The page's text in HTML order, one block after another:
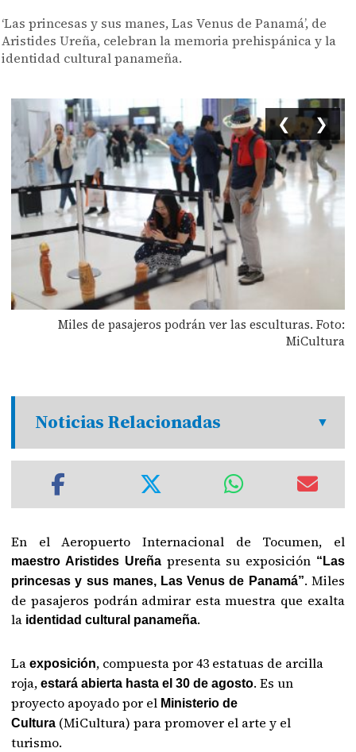
‘Las princesas y sus manes, Las Venus de Panamá’, de
Aristides Ureña, celebran la memoria prehispánica y la
identidad cultural panameña.
Miles de pasajeros podrán ver las esculturas. Foto:
MiCultura
❮ ❯
Noticias Relacionadas
En el Aeropuerto Internacional de Tocumen, el
maestro Aristides Ureñapresenta su exposición “Las
princesas y sus manes, Las Venus de Panamá”. Miles
de pasajeros podrán admirar esta muestra que exalta
la identidad cultural panameña.
Laexposición, compuesta por 43 estatuas de arcilla
roja,estará abierta hasta el 30 de agosto. Es un
proyecto apoyado por el Ministerio de
Cultura (MiCultura) para promover el arte y el
turismo.